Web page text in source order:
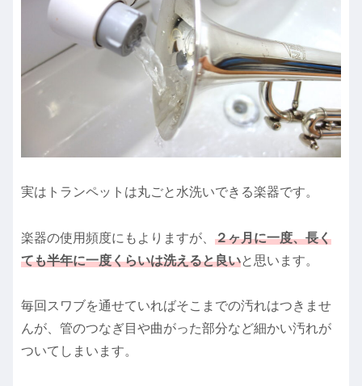
実はトランペットは丸ごと水洗いできる楽器です。
楽器の使用頻度にもよりますが、 ２ヶ月に一度、長く
ても半年に一度くらいは洗えると良いと思います。
毎回スワブを通せていればそこまでの汚れはつきませ
んが、管のつなぎ目や曲がった部分など細かい汚れが
ついてしまいます。